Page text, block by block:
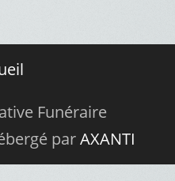
Funéraire
parAXANTI